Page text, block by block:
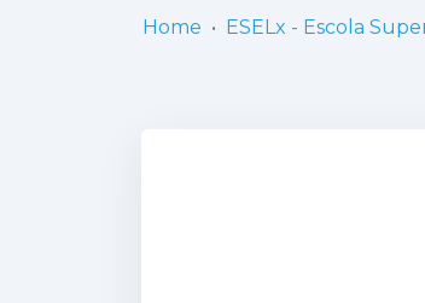
Home